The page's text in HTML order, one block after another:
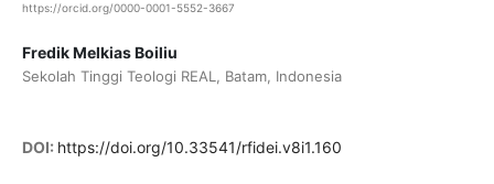
https://orcid.org/0000-0001-5552-3667
Fredik Melkias Boiliu
Sekolah Tinggi Teologi REAL, Batam, Indonesia
DOI: https://doi.org/10.33541/rfidei.v8i1.160